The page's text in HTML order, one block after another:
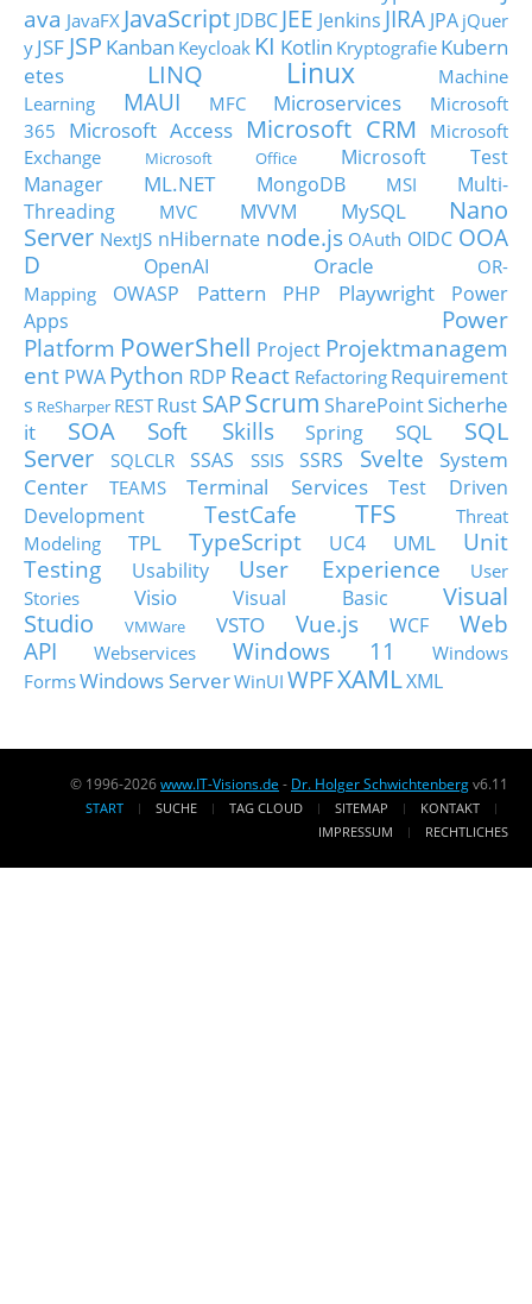
ava JavaFX JavaScript JDBC JEE Jenkins JIRA JPA jQuer
y JSF JSP Kanban Keycloak KI Kotlin Kryptografie Kubern
etes
LINQ Linux
Machine
Learning
MAUI MFC Microservices
Microsoft
365
Microsoft Access Microsoft CRM
Microsoft
Exchange
Microsoft Office
Microsoft Test
Manager
ML.NET MongoDB MSI
Multi-
Threading
MVC MVVM MySQL
Nano
Server NextJS nHibernate node.js OAuth OIDC OOA
D
OpenAI Oracle
OR-
Mapping
OWASP Pattern PHP Playwright
Power
Apps
Power
Platform PowerShell Project Projektmanagem
ent PWA Python RDP React Refactoring Requirement
s ReSharper RESTRust SAPScrum SharePointSicherhe
it
SOA Soft Skills Spring SQL
SQL
Server
SQLCLR SSAS SSIS SSRS Svelte
System
Center
TEAMS Terminal Services
Test Driven
Development
TestCafe TFS
Threat
Modeling
TPL TypeScript UC4 UML
Unit
Testing
Usability User Experience
User
Stories
Visio Visual Basic
Visual
Studio
VMWare VSTO Vue.js WCF
Web
API
Webservices Windows 11
Windows
FormsWindows ServerWinUI WPFXAMLXML
© 1996-2026www.IT-Visions.de - Dr. Holger Schwichtenbergv6.11
START SUCHE TAG CLOUD SITEMAP
KONTAKT
IMPRESSUM
RECHTLICHES